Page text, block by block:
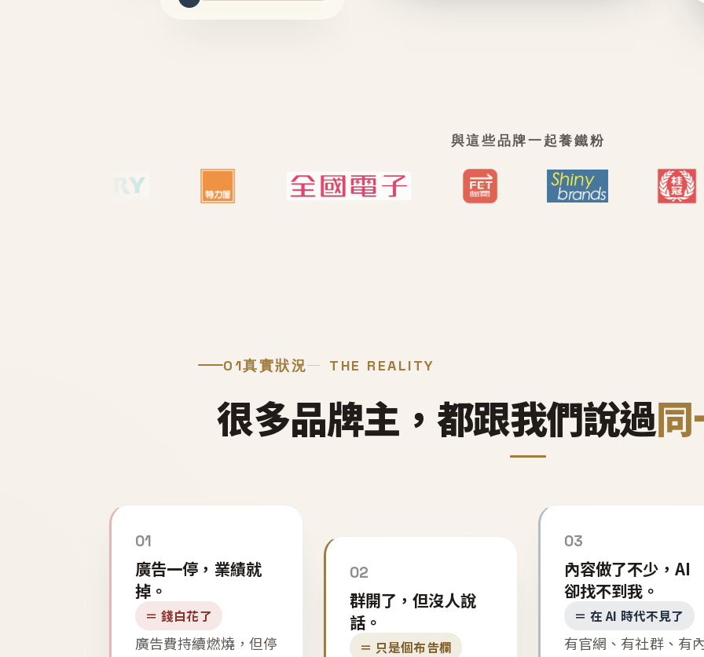
與這些品牌一起養鐵粉
01真實狀況 THE REALITY
很多品牌主，都跟我們說過同
01
廣告一停，業績就
掉。
＝ 錢白花了
廣告費持續燃燒，但停
02
群開了，但沒人說
話。
＝ 只是個布告欄
03
內容做了不少，AI
卻找不到我。
＝ 在 AI 時代不見了
有官網、有社群、有